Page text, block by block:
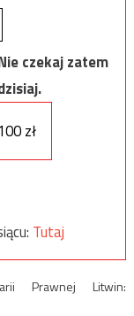
czekaj zatem
zł
Tutaj
Prawnej Litwin: